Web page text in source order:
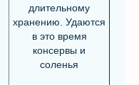
длительному
хранению. Удаются
в это время
консервы и
соленья